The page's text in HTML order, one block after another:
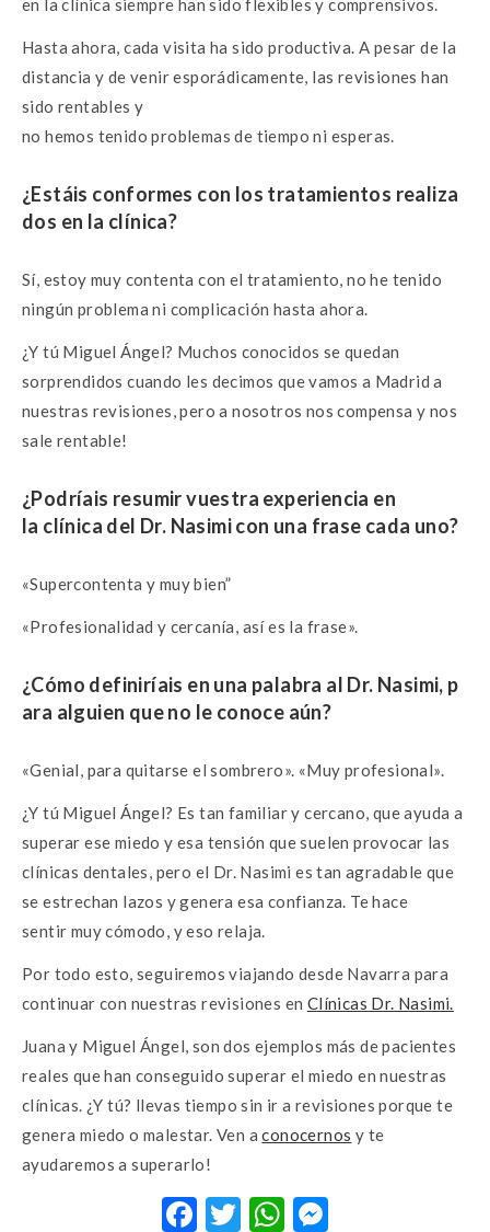
en la clínica siempre han sido flexibles y comprensivos.
Hasta ahora, cada visita ha sido productiva. A pesar de la
distancia y de venir esporádicamente, las revisiones han
sido rentables y
no hemos tenido problemas de tiempo ni esperas.
¿Estáis conformes con los tratamientos realiza
dos en la clínica?
Sí, estoy muy contenta con el tratamiento, no he tenido
ningún problema ni complicación hasta ahora.
¿Y tú Miguel Ángel? Muchos conocidos se quedan
sorprendidos cuando les decimos que vamos a Madrid a
nuestras revisiones, pero a nosotros nos compensa y nos
sale rentable!
¿Podríais resumir vuestra experiencia en
la clínica del Dr. Nasimi con una frase cada uno?
«Supercontenta y muy bien”
«Profesionalidad y cercanía, así es la frase».
¿Cómo definiríais en una palabra al Dr. Nasimi, p
ara alguien queno le conoce aún?
«Genial, para quitarse el sombrero». «Muy profesional».
¿Y tú Miguel Ángel? Es tan familiar y cercano, que ayuda a
superar ese miedo y esa tensión que suelen provocar las
clínicas dentales, pero el Dr. Nasimi es tan agradable que
se estrechan lazos y genera esa confianza. Te hace
sentir muy cómodo, y eso relaja.
Por todo esto, seguiremos viajando desde Navarra para
continuar con nuestras revisiones en Clínicas Dr. Nasimi.
Juana y Miguel Ángel, son dos ejemplos más de pacientes
reales que han conseguido superar el miedo en nuestras
clínicas. ¿Y tú? llevas tiempo sin ir a revisiones porque te
genera miedo o malestar. Ven aconocernos y te
ayudaremos a superarlo!
F T W